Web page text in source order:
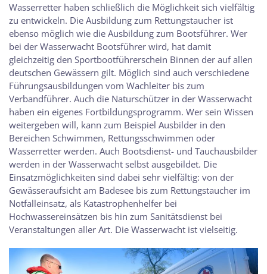
Wasserretter haben schließlich die Möglichkeit sich vielfältig
zu entwickeln. Die Ausbildung zum Rettungstaucher ist
ebenso möglich wie die Ausbildung zum Bootsführer. Wer
bei der Wasserwacht Bootsführer wird, hat damit
gleichzeitig den Sportbootführerschein Binnen der auf allen
deutschen Gewässern gilt. Möglich sind auch verschiedene
Führungsausbildungen vom Wachleiter bis zum
Verbandführer. Auch die Naturschützer in der Wasserwacht
haben ein eigenes Fortbildungsprogramm. Wer sein Wissen
weitergeben will, kann zum Beispiel Ausbilder in den
Bereichen Schwimmen, Rettungsschwimmen oder
Wasserretter werden. Auch Bootsdienst- und Tauchausbilder
werden in der Wasserwacht selbst ausgebildet. Die
Einsatzmöglichkeiten sind dabei sehr vielfältig: von der
Gewässeraufsicht am Badesee bis zum Rettungstaucher im
Notfalleinsatz, als Katastrophenhelfer bei
Hochwassereinsätzen bis hin zum Sanitätsdienst bei
Veranstaltungen aller Art. Die Wasserwacht ist vielseitig.